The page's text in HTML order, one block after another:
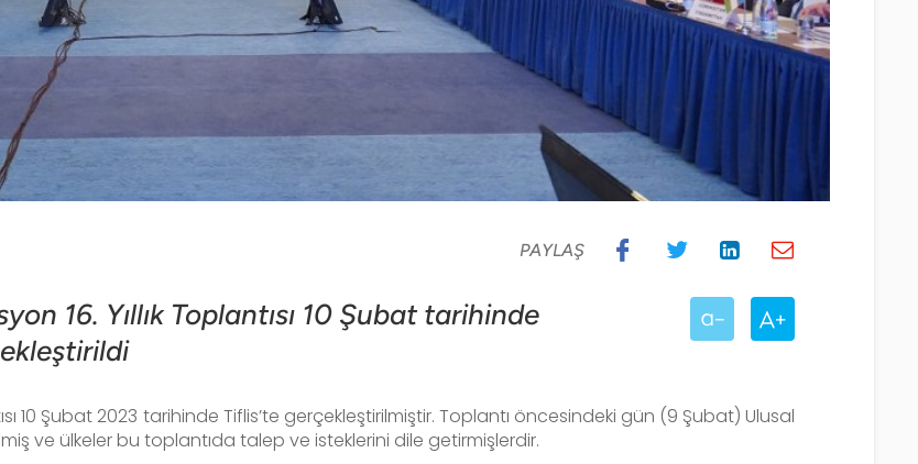
PAYLAŞ
16. Yıllık Toplantısı 10 Şubat tarihinde
10 Şubat 2023 tarihinde Tiflis’te gerçekleştirilmiştir. Toplantı öncesindeki gün (9 Şubat) Ulusal
ve ülkeler bu toplantıda talep ve isteklerini dile getirmişlerdir.